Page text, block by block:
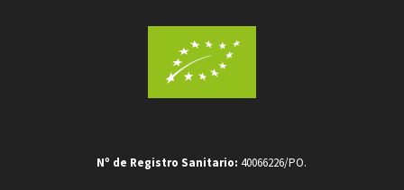
Nº de Registro Sanitario: 40066226/PO.